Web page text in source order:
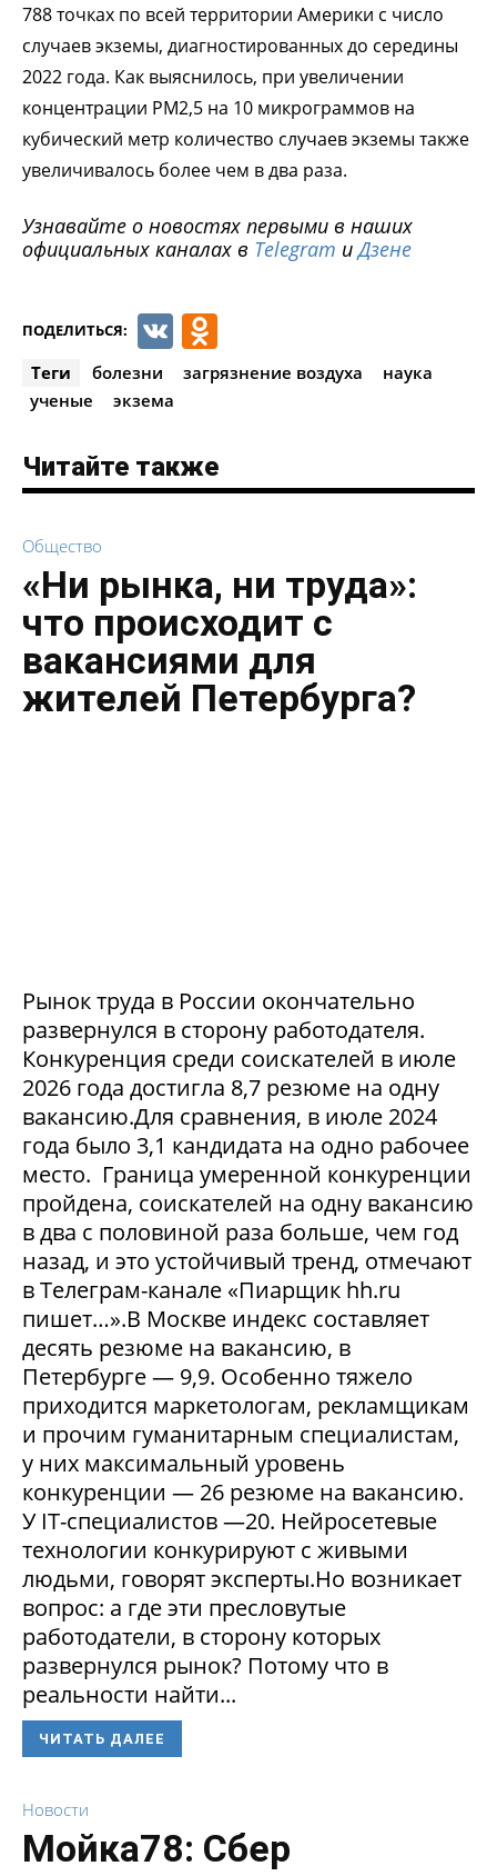
788 точках по всей территории Америки с число
случаев экземы, диагностированных до середины
2022 года. Как выяснилось, при увеличении
концентрации PM2,5 на 10 микрограммов на
кубический метр количество случаев экземы также
увеличивалось более чем в два раза.
Узнавайте о новостях первыми в наших
официальных каналах в Telegram иДзене
ПОДЕЛИТЬСЯ: VK
Теги болезни загрязнение воздуха
наука
ученые
экзема
Читайте также
Общество
«Ни рынка, ни труда»:
что происходит с
вакансиями для
жителей Петербурга?
Рынок труда в России окончательно
развернулся в сторону работодателя.
Конкуренция среди соискателей в июле
2026 года достигла 8,7 резюме на одну
вакансию.Для сравнения, в июле 2024
года было 3,1 кандидата на одно рабочее
место. Граница умеренной конкуренции
пройдена, соискателей на одну вакансию
в два с половиной раза больше, чем год
назад, и это устойчивый тренд, отмечают
в Телеграм-канале «Пиарщик hh.ru
пишет…».В Москве индекс составляет
десять резюме на вакансию, в
Петербурге — 9,9. Особенно тяжело
приходится маркетологам, рекламщикам
и прочим гуманитарным специалистам,
у них максимальный уровень
конкуренции — 26 резюме на вакансию.
У IT-специалистов —20. Нейросетевые
технологии конкурируют с живыми
людьми, говорят эксперты.Но возникает
вопрос: а где эти пресловутые
работодатели, в сторону которых
развернулся рынок? Потому что в
реальности найти...
ЧИТАТЬ ДАЛЕЕ
Новости
Мойка78: Сбер